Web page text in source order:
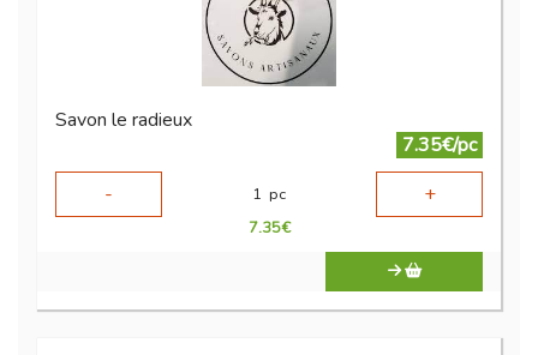
Savon le radieux
7.35€/pc
-
1 pc +
7.35€